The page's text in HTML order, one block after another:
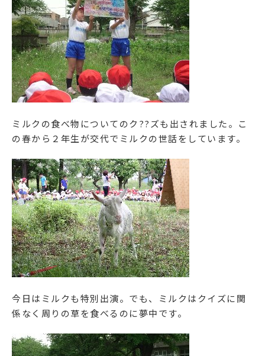
ミルクの食べ物についてのク??ズも出されました。こ
の春から２年生が交代でミルクの世話をしています。
今日はミルクも特別出演。でも、ミルクはクイズに関
係なく周りの草を食べるのに夢中です。